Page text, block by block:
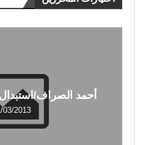
أحمد الصراف/
03/2013